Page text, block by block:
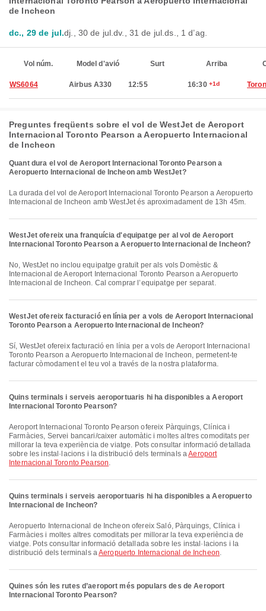
de Incheon
dc., 29 de jul.dj., 30 de jul.dv., 31 de jul.ds., 1 d’ag.
Vol núm. Model d'avió Surt Arriba
WS6064 Airbus A330 12:55 16:30 +1d
Preguntes freqüents sobre el vol de WestJet de Aeroport
Internacional Toronto Pearson a Aeropuerto Internacional
de Incheon
Quant dura el vol de Aeroport Internacional Toronto Pearson a
Aeropuerto Internacional de Incheon amb WestJet?
La durada del vol de Aeroport Internacional Toronto Pearson a Aeropuerto
Internacional de Incheon amb WestJet és aproximadament de 13h 45m.
WestJet ofereix una franquícia d'equipatge per al vol de Aeroport
Internacional Toronto Pearson a Aeropuerto Internacional de Incheon?
No, WestJet no inclou equipatge gratuït per als vols Domèstic &
Internacional de Aeroport Internacional Toronto Pearson a Aeropuerto
Internacional de Incheon. Cal comprar l’equipatge per separat.
WestJet ofereix facturació en línia per a vols de Aeroport Internacional
Toronto Pearson a Aeropuerto Internacional de Incheon?
Sí, WestJet ofereix facturació en línia per a vols de Aeroport Internacional
Toronto Pearson a Aeropuerto Internacional de Incheon, permetent-te
facturar còmodament el teu vol a través de la nostra plataforma.
Quins terminals i serveis aeroportuaris hi ha disponibles a Aeroport
Internacional Toronto Pearson?
Aeroport Internacional Toronto Pearson ofereix Pàrquings, Clínica i
Farmàcies, Servei bancari/caixer automàtic i moltes altres comoditats per
millorar la teva experiència de viatge. Pots consultar informació detallada
sobre les instal·lacions i la distribució dels terminals aAeroport
Internacional Toronto Pearson.
Quins terminals i serveis aeroportuaris hi ha disponibles a Aeropuerto
Internacional de Incheon?
Aeropuerto Internacional de Incheon ofereix Saló, Pàrquings, Clínica i
Farmàcies i moltes altres comoditats per millorar la teva experiència de
viatge. Pots consultar informació detallada sobre les instal·lacions i la
distribució dels terminals aAeropuerto Internacional de Incheon.
Quines són les rutes d’aeroport més populars des de Aeroport
Internacional Toronto Pearson?